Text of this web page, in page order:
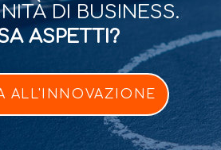
DI BUSINESS.
ASPETTI?
ALL'INNOVAZIONE